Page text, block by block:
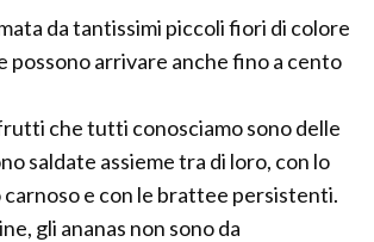
da tantissimi piccoli fiori di colore
possono arrivare anche fino a cento
che tutti conosciamo sono delle
saldate assieme tra di loro, con lo
e con le brattee persistenti.
gli ananas non sono da